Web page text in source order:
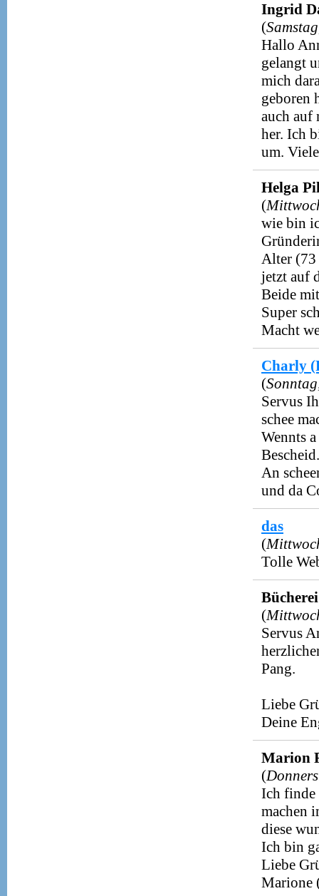
Ingrid
(
Hallo
gelangt
mich
geboren
auch auf
her. Ich
um.
Helga
(
wie bin
Alter (73
jetzt auf
Beide
Super
Macht
Charly
(
Servus
schee
Wennts
Bescheid.
An
und da
das
(
Tolle
(
Servus
Pang.
Liebe
Deine
Marion
(
Ich finde
machen
diese
Ich bin
Liebe
Marione